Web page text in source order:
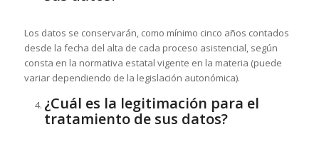
Los datos se conservarán, como mínimo cinco años contados
desde la fecha del alta de cada proceso asistencial, según
consta en la normativa estatal vigente en la materia (puede
variar dependiendo de la legislación autonómica).
¿Cuál es la legitimación para el
tratamiento de sus datos?